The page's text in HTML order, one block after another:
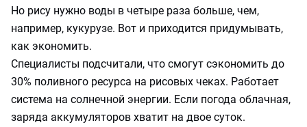
Но рису нужно воды в четыре раза больше, чем,
например, кукурузе. Вот и приходится придумывать,
как экономить.
Специалисты подсчитали, что смогут сэкономить до
30% поливного ресурса на рисовых чеках. Работает
система на солнечной энергии. Если погода облачная,
заряда аккумуляторов хватит на двое суток.